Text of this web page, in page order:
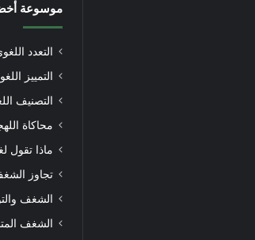
موسوعة
التعدد
التمييز
التصنيف
محاكاة
ماذا تقول
تجاوز
الشغف
الشغف